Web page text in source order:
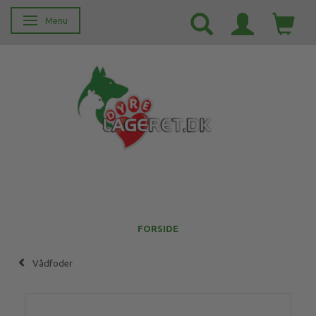
Skifte navigation
Menu
FORSIDE
Vådfoder